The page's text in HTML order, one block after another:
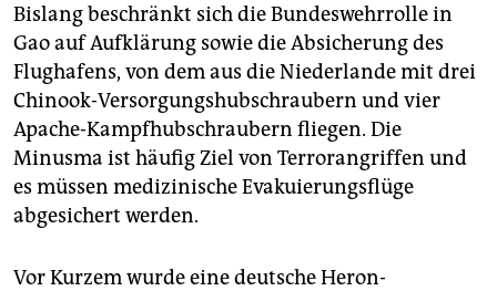
Bislang beschränkt sich die Bundeswehrrolle in
Gao auf Aufklärung sowie die Absicherung des
Flughafens, von dem aus die Niederlande mit drei
Chinook-Versorgungshubschraubern und vier
Apache-Kampfhubschraubern fliegen. Die
Minusma ist häufig Ziel von Terrorangriffen und
es müssen medizinische Evakuierungsflüge
abgesichert werden.
Vor Kurzem wurde eine deutsche Heron-